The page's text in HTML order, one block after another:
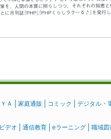
Ａ 家庭通販 コミック デジタル・
デオ 通信教育 eラーニング 職域図